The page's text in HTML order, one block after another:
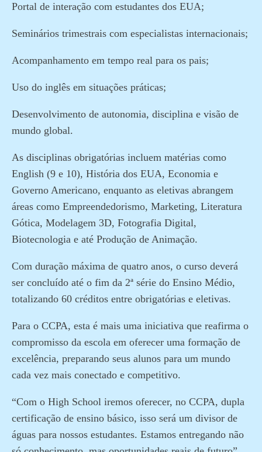
Portal de interação com estudantes dos EUA;
Seminários trimestrais com especialistas internacionais;
Acompanhamento em tempo real para os pais;
Uso do inglês em situações práticas;
Desenvolvimento de autonomia, disciplina e visão de
mundo global.
As disciplinas obrigatórias incluem matérias como
English (9 e 10), História dos EUA, Economia e
Governo Americano, enquanto as eletivas abrangem
áreas como Empreendedorismo, Marketing, Literatura
Gótica, Modelagem 3D, Fotografia Digital,
Biotecnologia e até Produção de Animação.
Com duração máxima de quatro anos, o curso deverá
ser concluído até o fim da 2ª série do Ensino Médio,
totalizando 60 créditos entre obrigatórias e eletivas.
Para o CCPA, esta é mais uma iniciativa que reafirma o
compromisso da escola em oferecer uma formação de
excelência, preparando seus alunos para um mundo
cada vez mais conectado e competitivo.
“Com o High School iremos oferecer, no CCPA, dupla
certificação de ensino básico, isso será um divisor de
águas para nossos estudantes. Estamos entregando não